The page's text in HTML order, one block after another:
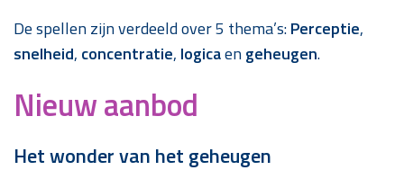
De spellen zijn verdeeld over 5 thema’s:Perceptie,
snelheid, concentratie, logicaengeheugen.
Nieuw aanbod
Het wonder van het geheugen